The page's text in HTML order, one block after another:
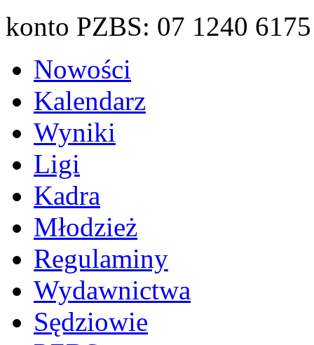
konto PZBS: 07 1240
Nowości
Kalendarz
Wyniki
Ligi
Kadra
Młodzież
Regulaminy
Wydawnictwa
Sędziowie